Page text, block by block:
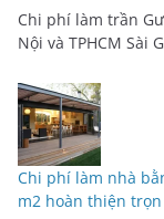
Chi phí làm trần
Nội và TPHCM Sài
Chi phí làm nhà
m2 hoàn thiện